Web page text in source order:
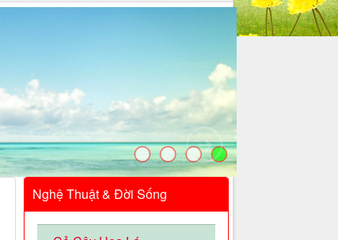
Nghệ Thuật & Đời Sống